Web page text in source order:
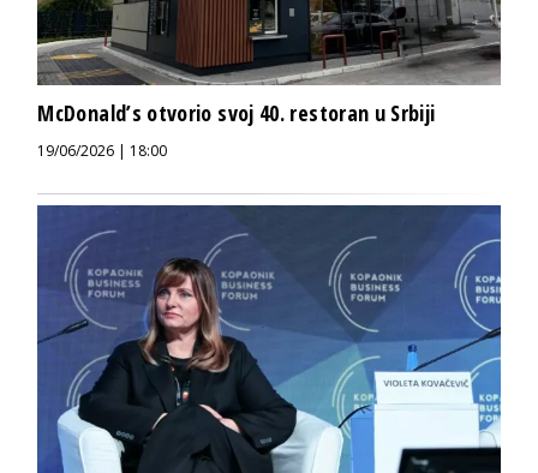
McDonald’s otvorio svoj 40. restoran u Srbiji
19/06/2026 | 18:00